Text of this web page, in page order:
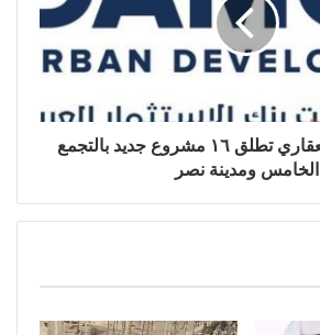
دامكو للتطوير العقاري تطلق ١٦ مشروع جديد بالتجمع
الخامس ومدينة نصر